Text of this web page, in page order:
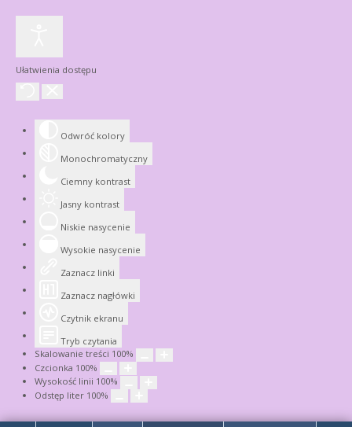
Ułatwienia dostępu
Odwróć kolory
Monochromatyczny
Ciemny kontrast
Jasny kontrast
Niskie nasycenie
Wysokie nasycenie
Zaznacz linki
Zaznacz nagłówki
Czytnik ekranu
Tryb czytania
Skalowanie treści 100%
Czcionka 100%
Wysokość linii 100%
Odstęp liter 100%